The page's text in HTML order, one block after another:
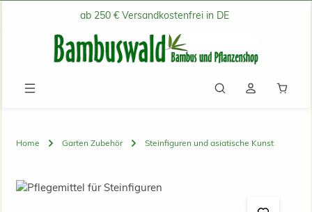
Zum Hauptinhalt springenab 250 € Versandkostenfrei in DE
Home Garten Zubehör Steinfiguren und asiatische Kunst
Bildergalerie überspringen